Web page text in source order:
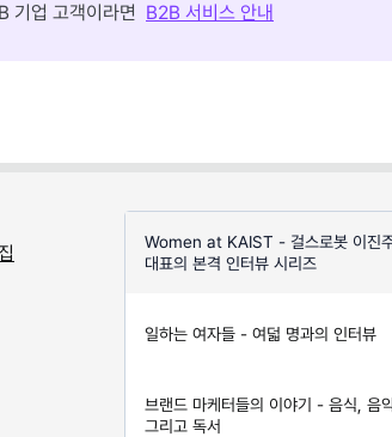
기업 고객이라면 B2B 서비스 안내
Women at KAIST - 걸스로봇 이진
대표의 본격 인터뷰 시리즈
일하는 여자들 - 여덟 명과의 인터뷰
브랜드 마케터들의 이야기 - 음식, 음
그리고 독서